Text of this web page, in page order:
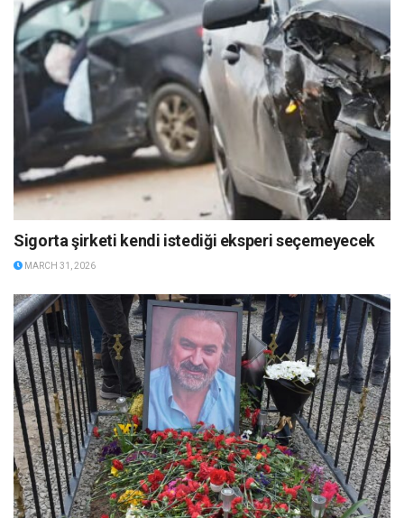
Sigorta şirketi kendi istediği eksperi seçemeyecek
MARCH 31, 2026